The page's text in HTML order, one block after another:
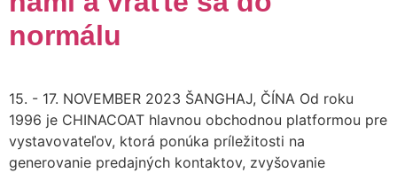
normálu
15. - 17. NOVEMBER 2023 ŠANGHAJ, ČÍNA Od roku
1996 je CHINACOAT hlavnou obchodnou platformou pre
vystavovateľov, ktorá ponúka príležitosti na
generovanie predajných kontaktov, zvyšovanie